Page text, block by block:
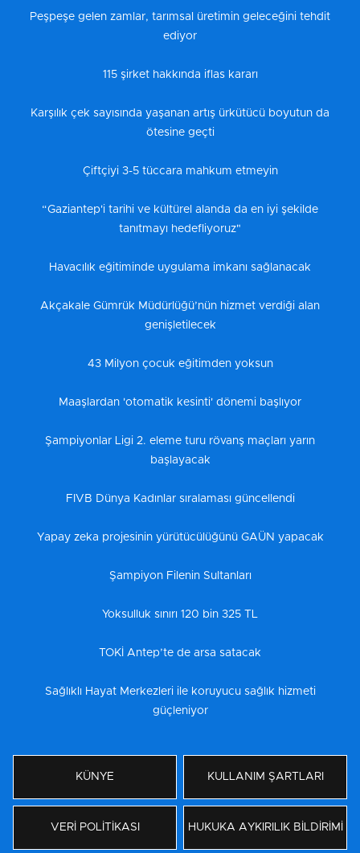
Peşpeşe gelen zamlar, tarımsal üretimin geleceğini tehdit
ediyor
115 şirket hakkında iflas kararı
Karşılık çek sayısında yaşanan artış ürkütücü boyutun da
ötesine geçti
Çiftçiyi 3-5 tüccara mahkum etmeyin
“Gaziantep'i tarihi ve kültürel alanda da en iyi şekilde
tanıtmayı hedefliyoruz"
Havacılık eğitiminde uygulama imkanı sağlanacak
Akçakale Gümrük Müdürlüğü’nün hizmet verdiği alan
genişletilecek
43 Milyon çocuk eğitimden yoksun
Maaşlardan 'otomatik kesinti' dönemi başlıyor
Şampiyonlar Ligi 2. eleme turu rövanş maçları yarın
başlayacak
FIVB Dünya Kadınlar sıralaması güncellendi
Yapay zeka projesinin yürütücülüğünü GAÜN yapacak
Şampiyon Filenin Sultanları
Yoksulluk sınırı 120 bin 325 TL
TOKİ Antep’te de arsa satacak
Sağlıklı Hayat Merkezleri ile koruyucu sağlık hizmeti
güçleniyor
KÜNYE KULLANIM ŞARTLARI
VERİ POLİTİKASI HUKUKA AYKIRILIK BİLDİRİMİ